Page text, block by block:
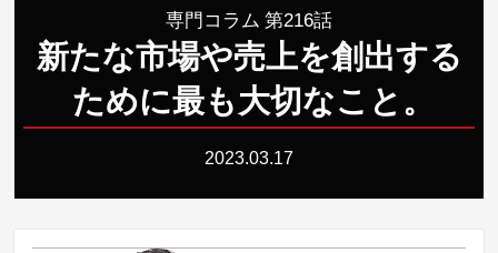
専門コラム 第216話
新たな市場や売上を創出する
ために最も大切なこと 。
2023.03.17